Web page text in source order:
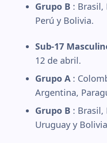
Grupo B : Brasil,
Perú y Bolivia.
Sub-17
12 de abril.
Grupo A:
Argentina,
Grupo B : Brasil,
Uruguay y